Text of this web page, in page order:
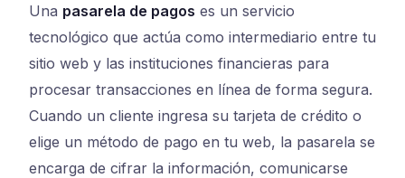
Una pasarela de pagos es un servicio
tecnológico que actúa como intermediario entre tu
sitio web y las instituciones financieras para
procesar transacciones en línea de forma segura.
Cuando un cliente ingresa su tarjeta de crédito o
elige un método de pago en tu web, la pasarela se
encarga de cifrar la información, comunicarse